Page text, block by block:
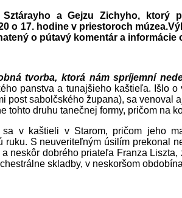
a Gejzu Zichyho, ktorý
o 17. hodine v priestoroch
o pútavý komentár a
tvorba, ktorá nám spríjemní
panstva a tunajšieho kaštieľa. Išlo
sabolčského župana), sa venoval
druhu tanečnej formy, pričom na
v kaštieli v Starom, pričom jeho
S neuveriteľným úsilím prekonal
neskôr dobrého priateľa Franza
skladby, v neskoršom